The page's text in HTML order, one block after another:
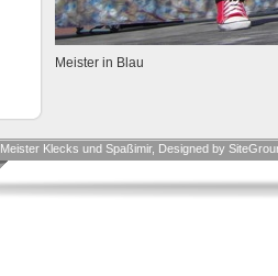
Meister in Blau
Meister Klecks und Spaßimir, Designed by